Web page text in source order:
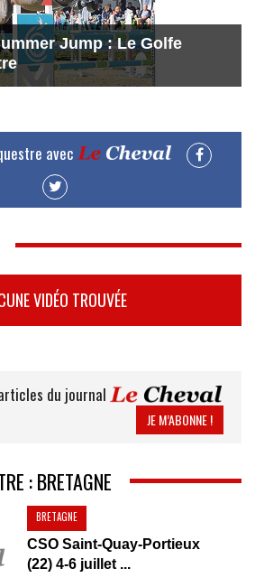
Jump : Le Golfe
avec
VIDÉO TROUVÉE
du journal
JE M’ABONNE !
: BRETAGNE
BRETAGNE
CSO Saint-Quay-Portieux
(22) 4-6 juillet ...